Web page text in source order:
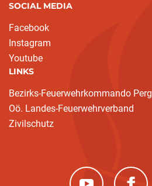
SOCIAL MEDIA
Facebook
Instagram
Youtube
LINKS
Bezirks-Feuerwehrkommando Perg
Oö. Landes-Feuerwehrverband
Zivilschutz